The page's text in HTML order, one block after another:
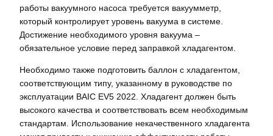
работы вакуумного насоса требуется вакуумметр,
который контролирует уровень вакуума в системе.
Достижение необходимого уровня вакуума –
обязательное условие перед заправкой хладагентом.
Необходимо также подготовить баллон с хладагентом,
соответствующим типу, указанному в руководстве по
эксплуатации BAIC EV5 2022. Хладагент должен быть
высокого качества и соответствовать всем необходимым
стандартам. Использование некачественного хладагента